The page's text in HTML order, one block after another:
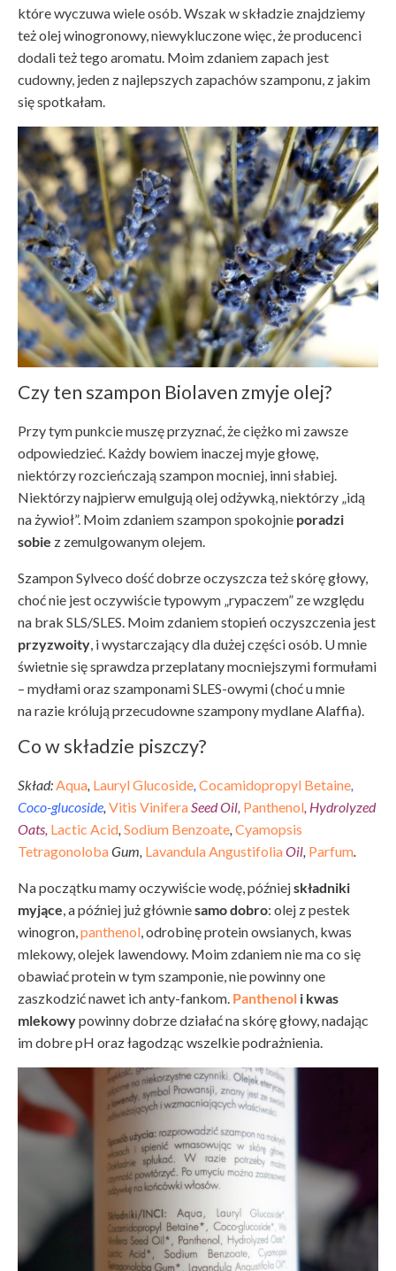
które wyczuwa wiele osób. Wszak w składzie znajdziemy
też olej winogronowy, niewykluczone więc, że producenci
dodali też tego aromatu. Moim zdaniem zapach jest
cudowny, jeden z najlepszych zapachów szamponu, z jakim
się spotkałam.
Czy ten szampon Biolaven zmyje olej?
Przy tym punkcie muszę przyznać, że ciężko mi zawsze
odpowiedzieć. Każdy bowiem inaczej myje głowę,
niektórzy rozcieńczają szampon mocniej, inni słabiej.
Niektórzy najpierw emulgują olej odżywką, niektórzy „idą
na żywioł”. Moim zdaniem szampon spokojnie poradzi
sobie z zemulgowanym olejem.
Szampon Sylveco dość dobrze oczyszcza też skórę głowy,
choć nie jest oczywiście typowym „rypaczem” ze względu
na brak SLS/SLES. Moim zdaniem stopień oczyszczenia jest
przyzwoity, i wystarczający dla dużej części osób. U mnie
świetnie się sprawdza przeplatany mocniejszymi formułami
– mydłami oraz szamponami SLES-owymi (choć u mnie
na razie królują przecudowne szampony mydlane Alaffia).
Co w składzie piszczy?
Skład:Aqua, Lauryl Glucoside, Cocamidopropyl Betaine,
Coco-glucoside, Vitis ViniferaSeed Oil, Panthenol, Hydrolyzed
Oats, Lactic Acid, Sodium Benzoate, Cyamopsis
TetragonolobaGum, Lavandula AngustifoliaOil, Parfum.
Na początku mamy oczywiście wodę, późniejskładniki
myjące, a później już główniesamo dobro: olej z pestek
winogron,panthenol, odrobinę protein owsianych, kwas
mlekowy, olejek lawendowy. Moim zdaniem nie ma co się
obawiać protein w tym szamponie, nie powinny one
zaszkodzić nawet ich anty-fankom. Panthenol i kwas
mlekowypowinny dobrze działać na skórę głowy, nadając
im dobre pH oraz łagodząc wszelkie podrażnienia.